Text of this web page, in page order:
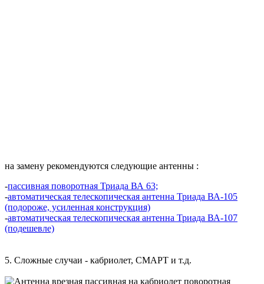
на замену рекомендуются следующие антенны :
-пассивная поворотная Триада ВА 63;
-автоматическая телескопическая антенна Триада ВА-105
(подороже, усиленная конструкция)
-автоматическая телескопическая антенна Триада ВА-107
(подешевле)
5. Сложные случаи - кабриолет, СМАРТ и т.д.